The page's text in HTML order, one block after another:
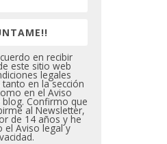
en recibir
este sitio web
legales
en la sección
en el Aviso
blog. Confirmo que
al Newsletter,
de 14 años y he
el Aviso legal y